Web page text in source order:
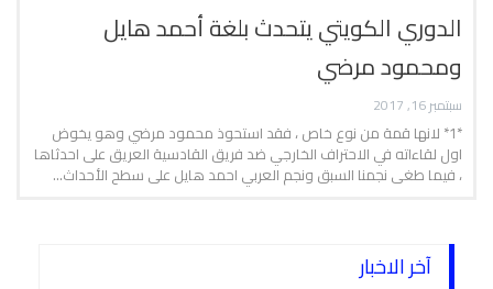
الدوري الكويتي يتحدث بلغة أحمد هايل
ومحمود مرضي
سبتمبر 16, 2017
*1* لانها قمة من نوع خاص ، فقد استحوذ محمود مرضي وهو يخوض
اول لقاءاته في الاحتراف الخارجي ضد فريق القادسية العريق على احدثاها
، فيما طغى نجمنا السبق ونجم العربي احمد هايل على سطح الأحداث…
آخر الاخبار